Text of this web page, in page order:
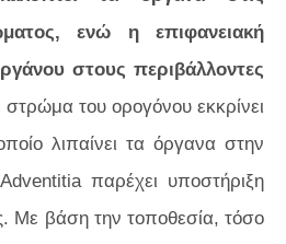
ενώ η επιφανειακή
στους περιβάλλοντες
στρώμα του ορογόνου εκκρίνει
λιπαίνει τα όργανα στην
παρέχει υποστήριξη
Με βάση την τοποθεσία, τόσο